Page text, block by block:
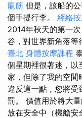
龍筋 但是，該船的
個手提行李。 經絡
2014年秋天的第一
谷，對世界新角落等
臺北 身體按摩課程
個星期裡很著迷，以
家，但除了我的空閒
違反這一點，您將受
罰。 價值用於將大
放在安全中（機艙